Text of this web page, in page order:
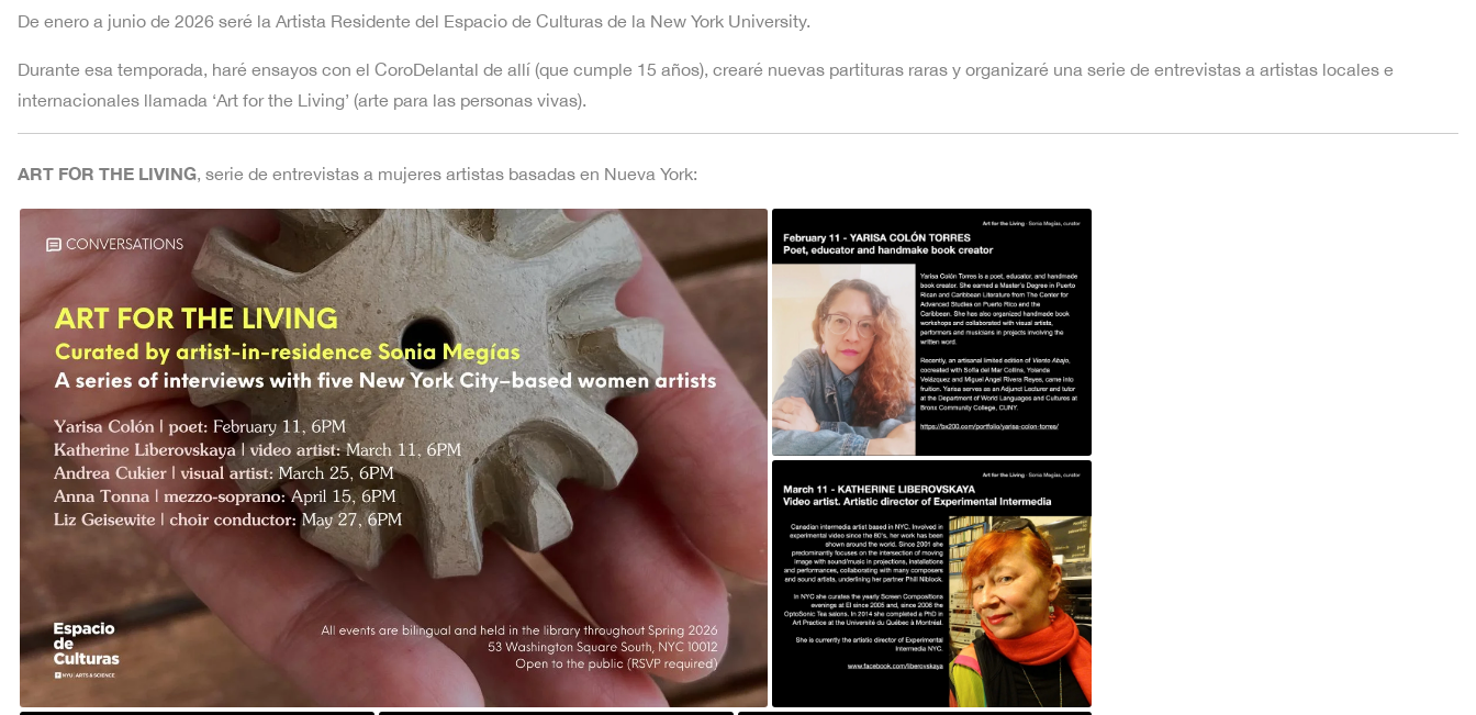
De enero a junio de 2026 seré la Artista Residente del Espacio de Culturas de la New York University.
Durante esa temporada, haré ensayos con el CoroDelantal de allí (que cumple 15 años), crearé nuevas partituras raras y organizaré una serie de entrevistas a artistas locales e
internacionales llamada ‘Art for the Living’ (arte para las personas vivas).
ART FOR THE LIVING, serie de entrevistas a mujeres artistas basadas en Nueva York: